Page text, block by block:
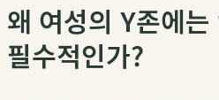
왜 여성의 Y존에
필수적인가?